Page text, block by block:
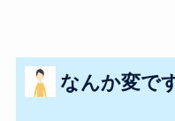
なんか変で